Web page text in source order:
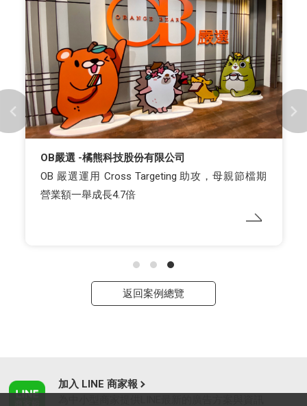
OB嚴選 -橘熊科技股份有限公司
OB 嚴選運用 Cross Targeting 助攻，母親節檔期
營業額一舉成長4.7倍
返回案例總覽
加入 LINE 商家報